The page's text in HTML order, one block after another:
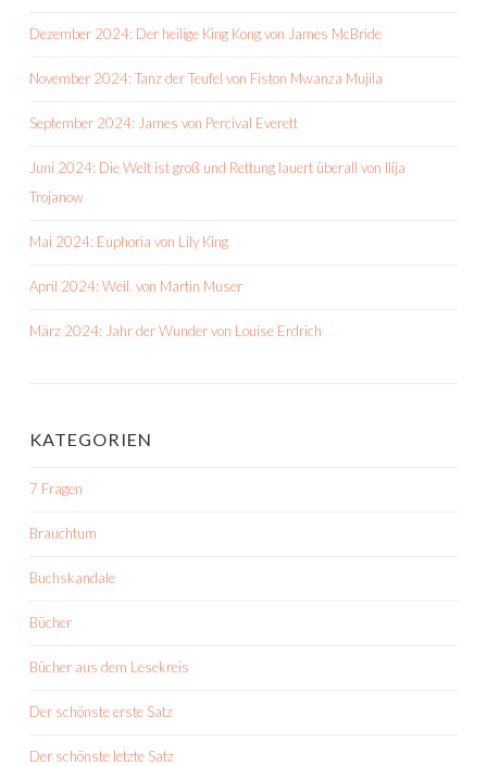
Dezember 2024: Der heilige King Kong von James McBride
November 2024: Tanz der Teufel von Fiston Mwanza Mujila
September 2024: James von Percival Everett
Juni 2024: Die Welt ist groß und Rettung lauert überall von Ilija
Trojanow
Mai 2024: Euphoria von Lily King
April 2024: Weil. von Martin Muser
März 2024: Jahr der Wunder von Louise Erdrich
KATEGORIEN
7 Fragen
Brauchtum
Buchskandale
Bücher
Bücher aus dem Lesekreis
Der schönste erste Satz
Der schönste letzte Satz